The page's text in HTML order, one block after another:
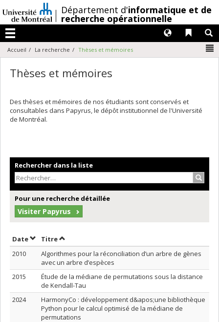
au
contenu
/Département d'informatique et de
recherche opérationnelle
Menu
Liens
Langues
Accueil La recherche Thèses et mémoires
Thèses et mémoires
Des thèses et mémoires de nos étudiants sont conservés et
consultables dans Papyrus, le dépôt institutionnel de l'Université
de Montréal.
Rechercher dans la liste
Pour une recherche détaillée
Visiter Papyrus
DateTrier par date en ordre décroissant
TitreTrier par titre en ordre décroissant
2010
Algorithmes pour la réconciliation d’un arbre de gènes
avec un arbre d’espèces
2015
Étude de la médiane de permutations sous la distance
de Kendall-Tau
2024
HarmonyCo : développement d&apos;une bibliothèque
Python pour le calcul optimisé de la médiane de
permutations